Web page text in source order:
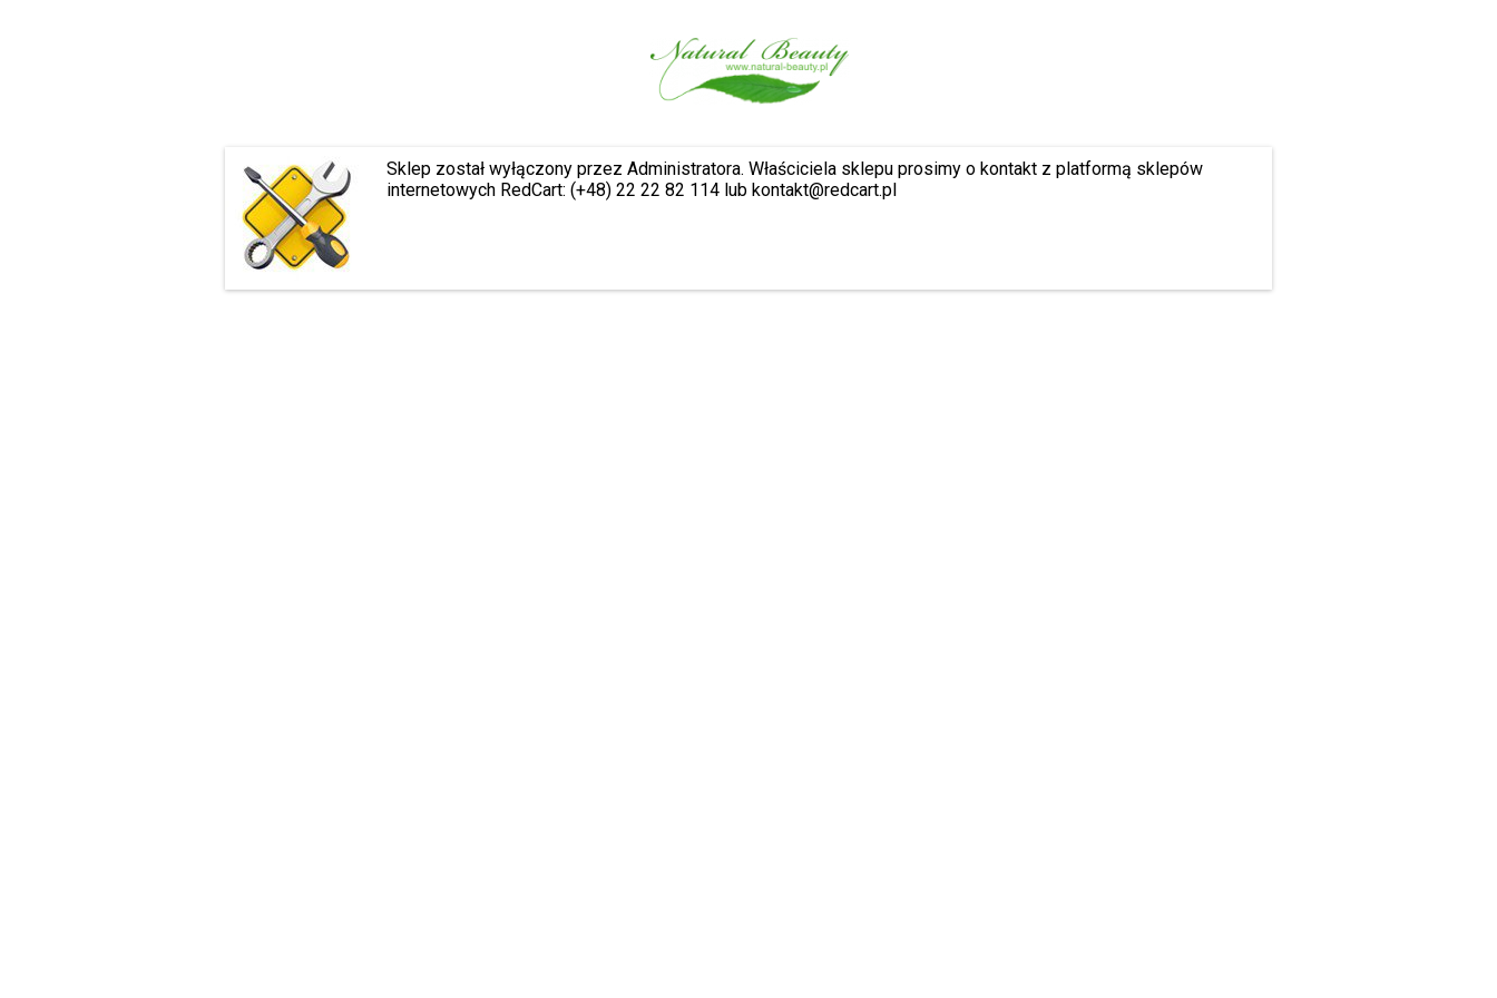
Sklep został wyłączony przez Administratora. Właściciela sklepu prosimy o kontakt z platformą sklepów
internetowych RedCart: (+48) 22 22 82 114 lub kontakt@redcart.pl